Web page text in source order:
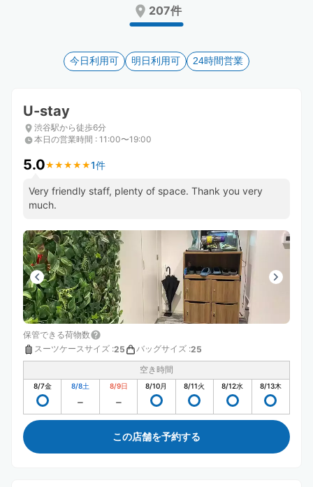
the
keyboard
shortcuts
for
changing
dates.
mark
key
shortcuts
for
changing
dates.
207件
今日利用可 明日利用可 24時間営業
U-stay
渋谷駅から徒歩6分
本日の営業時間 : 11:00〜19:00
5.0★ ★ ★ ★ ★
★ ★ ★ ★ ★1件
Very friendly staff, plenty of space. Thank you very
much.
保管できる荷物数
スーツケースサイズ :25 バッグサイズ :25
空き時間
8/7金 8/8土 8/9日 8/10月 8/11火 8/12水 8/13木
この店舗を予約する